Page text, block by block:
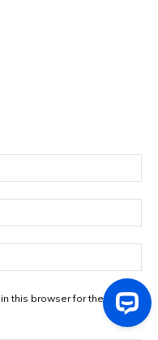
this browser for the next